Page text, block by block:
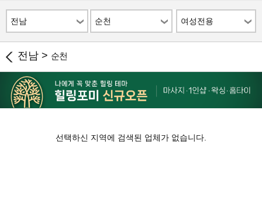
전남 순천 여성전용
전남 > 순천
선택하신 지역에 검색된 업체가 없습니다.